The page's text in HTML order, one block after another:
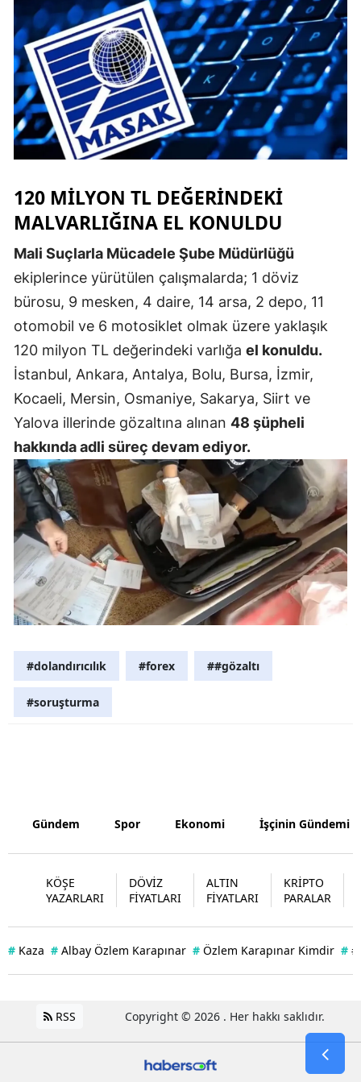
Malatya
Manisa
Mardin
Muğla
Ordu
Rize
Sakarya
Samsun
Siirt
Sivas
Tekirdağ
Tokat
Trabzon
Tunceli
Aksaray
Bayburt
Karaman
Batman
Bartın
Ardahan
120 MILYON TL DEĞERINDEKI
MALVARLIĞINA EL KONULDU
Mali Suçlarla Mücadele Şube Müdürlüğü
ekiplerince yürütülen çalışmalarda; 1 döviz
bürosu, 9 mesken, 4 daire, 14 arsa, 2 depo, 11
otomobil ve 6 motosiklet olmak üzere yaklaşık
120 milyon TL değerindeki varlığa el konuldu.
İstanbul, Ankara, Antalya, Bolu, Bursa, İzmir,
Kocaeli, Mersin, Osmaniye, Sakarya, Siirt ve
Yalova illerinde gözaltına alınan 48 şüpheli
hakkında adli süreç devam ediyor.
#dolandırıcılık #forex ##gözaltı
#soruşturma
Gündem Spor Ekonomi İşçinin Gündemi
KÖŞE
YAZARLARI
DÖVİZ
FİYATLARI
ALTIN
FİYATLARI
KRİPTO
PARALAR
# Kaza # Albay Özlem Karapınar # Özlem Karapınar Kimdir #
RSS Copyright © 2026 . Her hakkı saklıdır.